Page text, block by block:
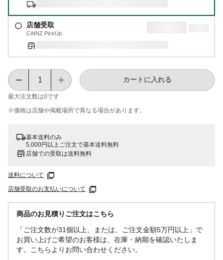
店舗受取
CAINZ PickUp
最大注文数は0です
カートに入れる
※価格は​店舗や​掲載場所で​異なる​場合が​あります。
基本送料のみ
5,000円以上ご注文で基本送料無料
店舗での受取は送料無料
送料について
店舗受取のお支払いについて
商品のお見積りご注文はこちら
「ご注文数が31個以上、または、ご注文金額5万円以上」で
お買い上げご希望のお客様は、在庫・納期を確認いたしま
す。こちらよりお問い合わせください。